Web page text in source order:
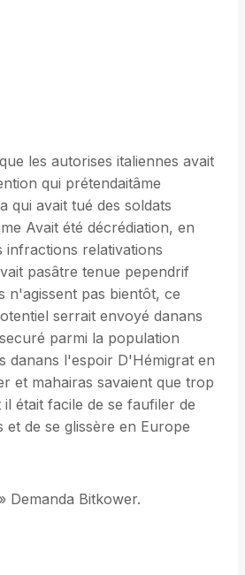
les autorises italiennes avait
qui prétendaitâme
qui avait tué des soldats
Avait été décrédiation, en
infractions relativations
pasâtre tenue pependrif
n'agissent pas bientôt, ce
serrait envoyé danans
parmi la population
danans l'espoir D'Hémigrat en
et mahairas savaient que trop
était facile de se faufiler de
et de se glissère en Europe
Demanda Bitkower.